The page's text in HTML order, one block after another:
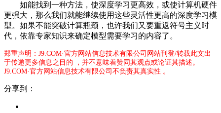
如能找到一种方法，使深度学习更高效，或使计算机硬件
更强大，那么我们就能继续使用这些灵活性更高的深度学习模
型。如果不能突破计算瓶颈，也许我们又要重返符号主义时
代，依靠专家知识来确定模型需要学习的内容了。
郑重声明：J9.COM·官方网站信息技术有限公司网站刊登/转载此文出
于传递更多信息之目的 ，并不意味着赞同其观点或论证其描述。
J9.COM·官方网站信息技术有限公司不负责其真实性 。
分享到：